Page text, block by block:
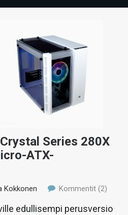
Series 280X
ATX-
Kokkonen Kommentit (2)
edullisempi perusversio